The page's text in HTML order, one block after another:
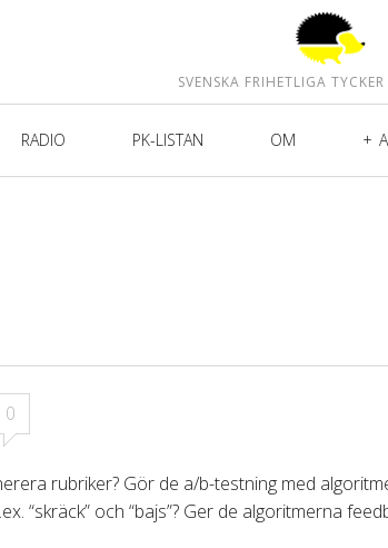
SVENSKA FRIHETLIGA
RADIO PK-LISTAN OM
0
rubriker? Gör de a/b-testning med
“skräck” och “bajs”? Ger de algoritmerna